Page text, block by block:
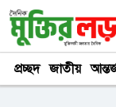
প্রচ্ছদ জাতীয়